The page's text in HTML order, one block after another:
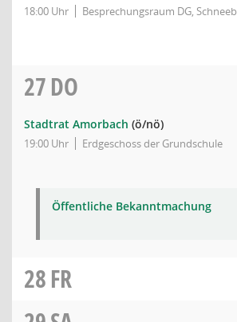
18:00 Uhr Besprechungsraum DG,
27DO
Stadtrat Amorbach (ö/nö)
19:00 Uhr Erdgeschoss der Grundschule
Öffentliche Bekanntmachung
28FR